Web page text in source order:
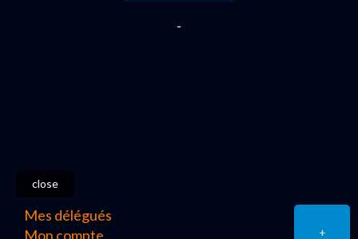
-
+
close
Mes délégués
Mon compte